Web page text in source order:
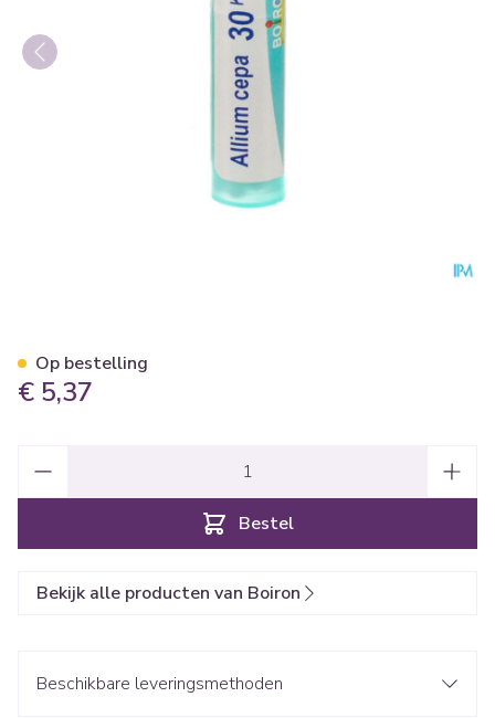
€ 5,37
Bestel
Op bestelling
Bekijk alle producten van Boiron
Beschikbare leveringsmethoden